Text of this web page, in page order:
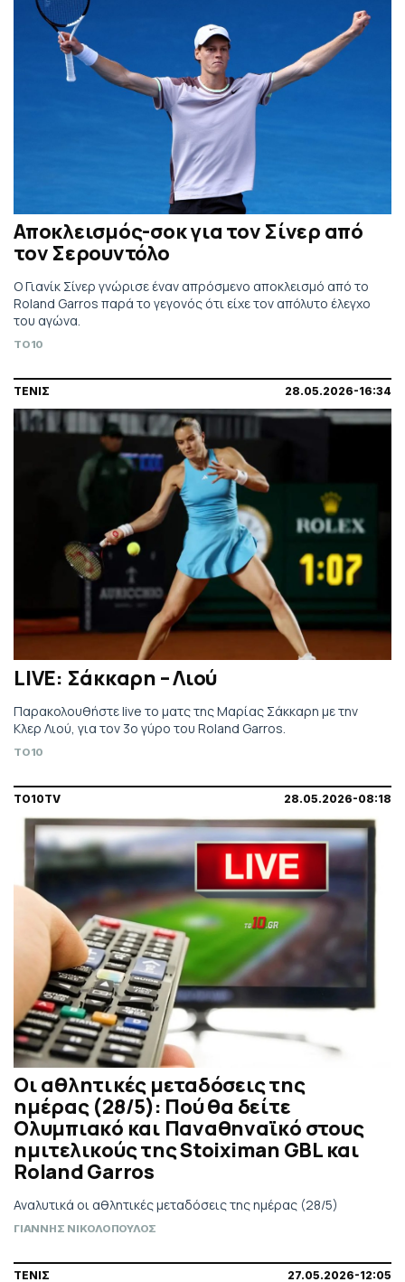
Αποκλεισμός-σοκ για τον Σίνερ από
τον Σερουντόλο
Ο Γιανίκ Σίνερ γνώρισε έναν απρόσμενο αποκλεισμό από το
Roland Garros παρά το γεγονός ότι είχε τον απόλυτο έλεγχο
του αγώνα.
TO10
ΤΕΝΙΣ 28.05.2026-16:34
LIVE: Σάκκαρη – Λιού
Παρακολουθήστε live το ματς της Μαρίας Σάκκαρη με την
Κλερ Λιού, για τον 3ο γύρο του Roland Garros.
TO10
TO10TV 28.05.2026-08:18
Οι αθλητικές μεταδόσεις της
ημέρας (28/5): Πού θα δείτε
Ολυμπιακό και Παναθηναϊκό στους
ημιτελικούς της Stoiximan GBL και
Roland Garros
Αναλυτικά οι αθλητικές μεταδόσεις της ημέρας (28/5)
ΓΙΑΝΝΗΣ ΝΙΚΟΛΟΠΟΥΛΟΣ
ΤΕΝΙΣ 27.05.2026-12:05